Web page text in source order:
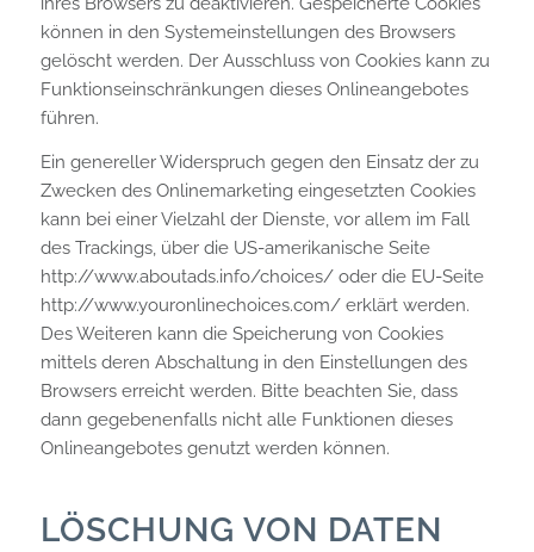
können in den Systemeinstellungen des Browsers
gelöscht werden. Der Ausschluss von Cookies kann zu
Funktionseinschränkungen dieses Onlineangebotes
führen.
Ein genereller Widerspruch gegen den Einsatz der zu
Zwecken des Onlinemarketing eingesetzten Cookies
kann bei einer Vielzahl der Dienste, vor allem im Fall
des Trackings, über die US-amerikanische Seite
http://www.aboutads.info/choices/oder die EU-Seite
http://www.youronlinechoices.com/erklärt werden.
Des Weiteren kann die Speicherung von Cookies
mittels deren Abschaltung in den Einstellungen des
Browsers erreicht werden. Bitte beachten Sie, dass
dann gegebenenfalls nicht alle Funktionen dieses
Onlineangebotes genutzt werden können.
LÖSCHUNG VON DATEN